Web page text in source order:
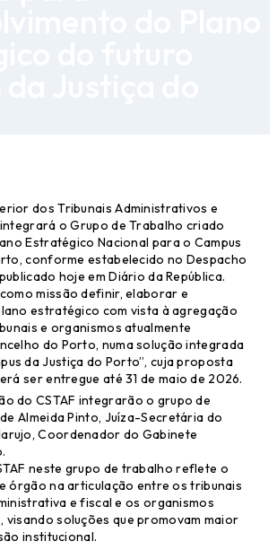
dos Tribunais Administrativos e
integrará o Grupo de Trabalho criado
Estratégico Nacional para o Campus
conforme estabelecido no Despacho
hoje em Diário da República.
missão definir, elaborar e
estratégico com vista à agregação
e organismos atualmente
do Porto, numa solução integrada
da Justiça do Porto”, cuja proposta
ser entregue até 31 de maio de 2026.
do CSTAF integrarão o grupo de
Almeida Pinto, Juíza-Secretária do
Coordenador do Gabinete
neste grupo de trabalho reflete o
órgão na articulação entre os tribunais
e fiscal e os organismos
visando soluções que promovam maior
institucional.